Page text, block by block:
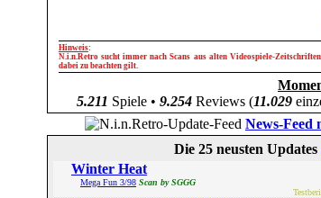
Hinweis:
N.i.n.Retro sucht immer nach Scans aus alten Videospiele-
dabei zu beachten gilt.
5.211 Spiele • 9.254Reviews (11.029
News-Feed
Die 25 neusten Updates
Winter Heat
Mega Fun 3/98 Scan by SGGG